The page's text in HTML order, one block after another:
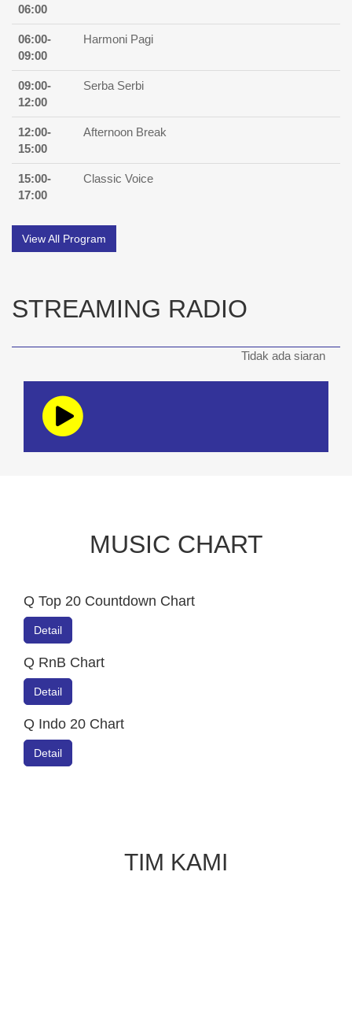
06:00
06:00-
09:00
Harmoni Pagi
09:00-
12:00
Serba Serbi
12:00-
15:00
Afternoon Break
15:00-
17:00
Classic Voice
View All Program
STREAMING RADIO
Tidak ada siaran
MUSIC CHART
Q Top 20 Countdown Chart
Detail
Q RnB Chart
Detail
Q Indo 20 Chart
Detail
TIM KAMI